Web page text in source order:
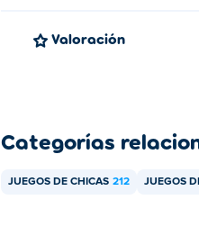
Valoración
Categorías
JUEGOS DE CHICAS 212 JUEGOS